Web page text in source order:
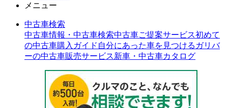
メニュー
中古車検索
中古車情報・中古車検索中古車ご提案サービス初めて
の中古車購入ガイド 自分にあった車を見つける ガリバ
ーの中古車販売サービス新車・中古車カタログ